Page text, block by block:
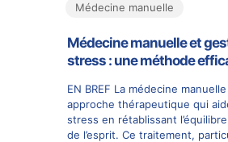
Médecine manuelle
Médecine manuelle et
stress : une méthode
EN BREF La médecine
approche thérapeutique qui
stress en rétablissant
de l’esprit. Ce traitement,